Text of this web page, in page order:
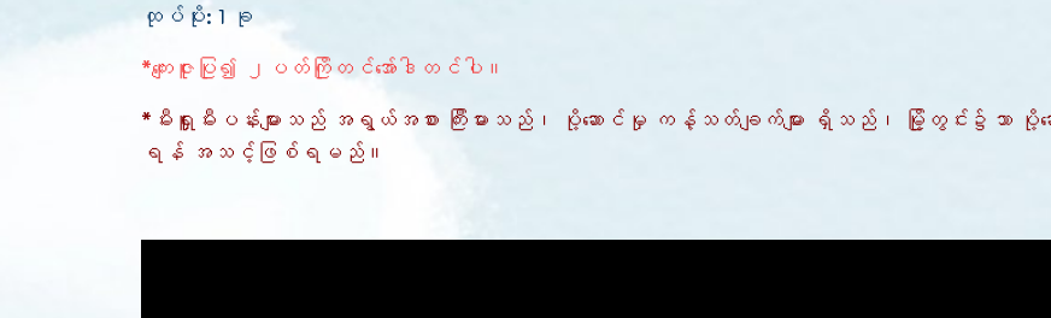
ထုပ်ပိုး: 1 ခု
*ကျေးဇူးပြု၍ ၂ပတ်ကြိုတင်အော်ဒါတင်ပါ။
*မီးရှူးမီးပန်းများသည် အရွယ်အစား ကြီးမားသည်၊ ပို့ဆောင်မှု ကန့်သတ်ချက်များ ရှိသည်၊ မြို့တွင်း
ရန် အသင့်ဖြစ်ရမည်။